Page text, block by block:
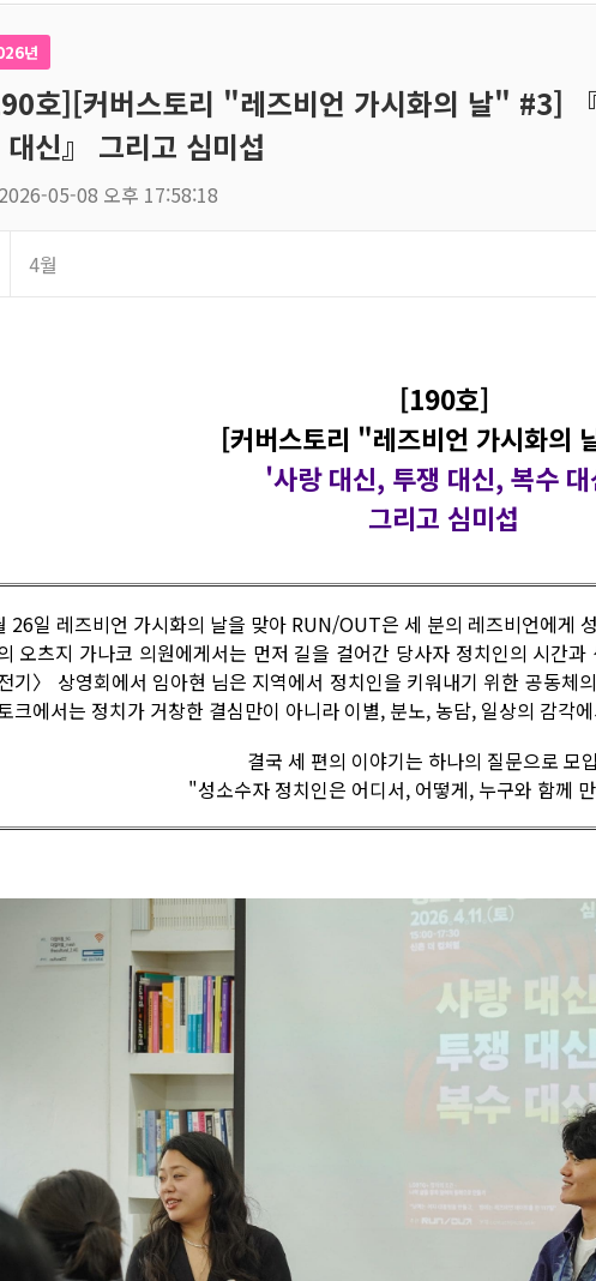
년
호][커버스토리 "레즈비언 가시화의 날" #3]
신』 그리고 심미섭
2026-05-08 오후 17:58:18
4월
[190호]
[커버스토리 "레즈비언 가시화의
'사랑 대신, 투쟁 대신, 복수
그리고 심미섭
26일 레즈비언 가시화의 날을 맞아 RUN/OUT은 세 분의 레즈비언에게
오츠지 가나코 의원에게서는 먼저 길을 걸어간 당사자 정치인의 시간
기〉 상영회에서 임아현 님은 지역에서 정치인을 키워내기 위한 공동체
크에서는 정치가 거창한 결심만이 아니라 이별, 분노, 농담, 일상의 감각
결국 세 편의 이야기는 하나의 질문으로 모
"성소수자 정치인은 어디서, 어떻게, 누구와 함께